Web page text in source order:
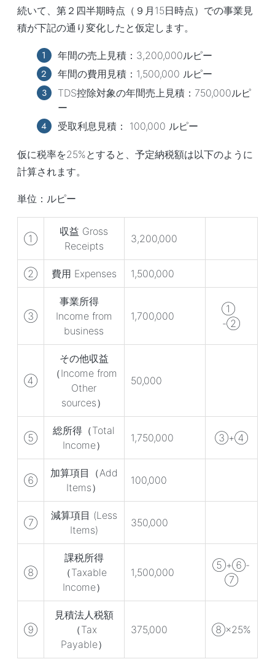
続いて、第２四半期時点（９月15日時点）での事業見
積が下記の通り変化したと仮定します。
年間の売上見積：3,200,000ルピー
年間の費用見積：1,500,000 ルピー
TDS控除対象の年間売上見積：750,000ルピ
ー
受取利息見積： 100,000 ルピー
仮に税率を25%とすると、予定納税額は以下のように
計算されます。
単位：ルピー
①
収益 Gross
Receipts
3,200,000
② 費用 Expenses 1,500,000
③
事業所得
Income from
business
1,700,000
①
-②
④
その他収益
（Income from
Other
sources）
50,000
⑤
総所得（Total
Income）
1,750,000 ③+④
⑥
加算項目（Add
Items）
100,000
⑦
減算項目 (Less
Items)
350,000
⑧
課税所得
（Taxable
Income）
1,500,000
⑤+⑥-
⑦
⑨
見積法人税額
（Tax
Payable）
375,000 ⑧×25%